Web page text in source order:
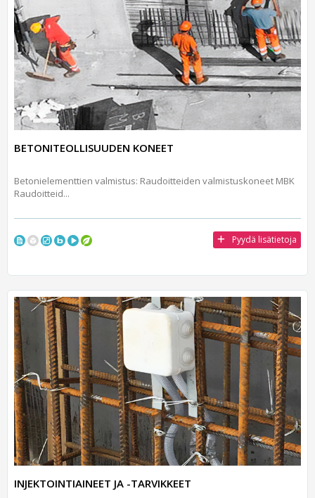
BETONITEOLLISUUDEN KONEET
Betonielementtien valmistus: Raudoitteiden valmistuskoneet MBK
Raudoitteid...
Pyydä lisätietoja
INJEKTOINTIAINEET JA -TARVIKKEET